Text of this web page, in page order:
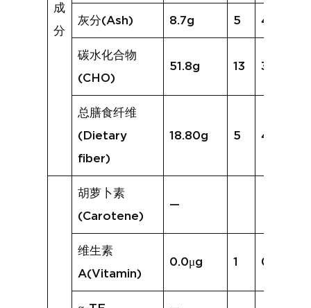
成
分
灰分(Ash) 8.7g 5 4.7g
碳水化合物
(CHO)
51.8g 13 34.5g
总膳食纤维
(Dietary
fiber)
18.80g 5 4.6g
胡萝卜素
(Carotene)
—
维生素
A(Vitamin)
0.0μg 1 0.0μg